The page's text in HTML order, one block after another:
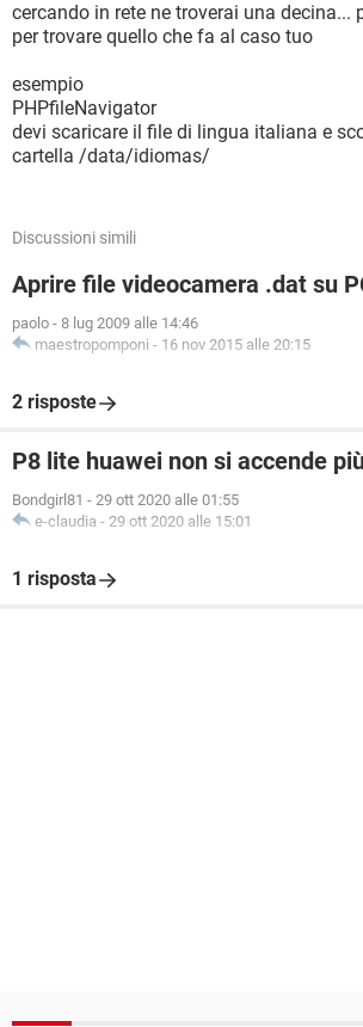
cercando in rete ne troverai una decina...
per trovare quello che fa al caso tuo
esempio
PHPfileNavigator
devi scaricare il file di lingua italiana e
cartella /data/idiomas/
Discussioni simili
Aprire file videocamera .dat su
paolo - 8 lug 2009 alle 14:46
maestropomponi - 16 nov 2015 alle 20:15
2 risposte
P8 lite huawei non si accende
Bondgirl81 - 29 ott 2020 alle 01:55
e-claudia - 29 ott 2020 alle 15:01
1 risposta